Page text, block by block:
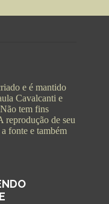
e é mantido
Cavalcanti e
tem fins
reprodução de seu
fonte e também